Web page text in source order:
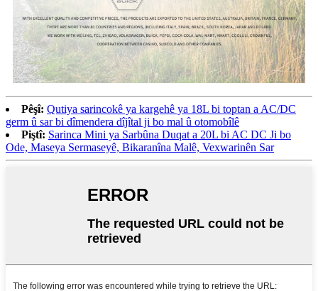
Pêşî: Qutiya sarincokê ya kargehê ya 18L bi toptan a AC/DC
germ û sar bi dîmendera dîjîtal ji bo mal û otomobîlê
Piştî: Sarinca Mini ya Sarbûna Duqat a 20L bi AC DC Ji bo
Ode, Maseya Sermaseyê, Bikaranîna Malê, Vexwarinên Sar